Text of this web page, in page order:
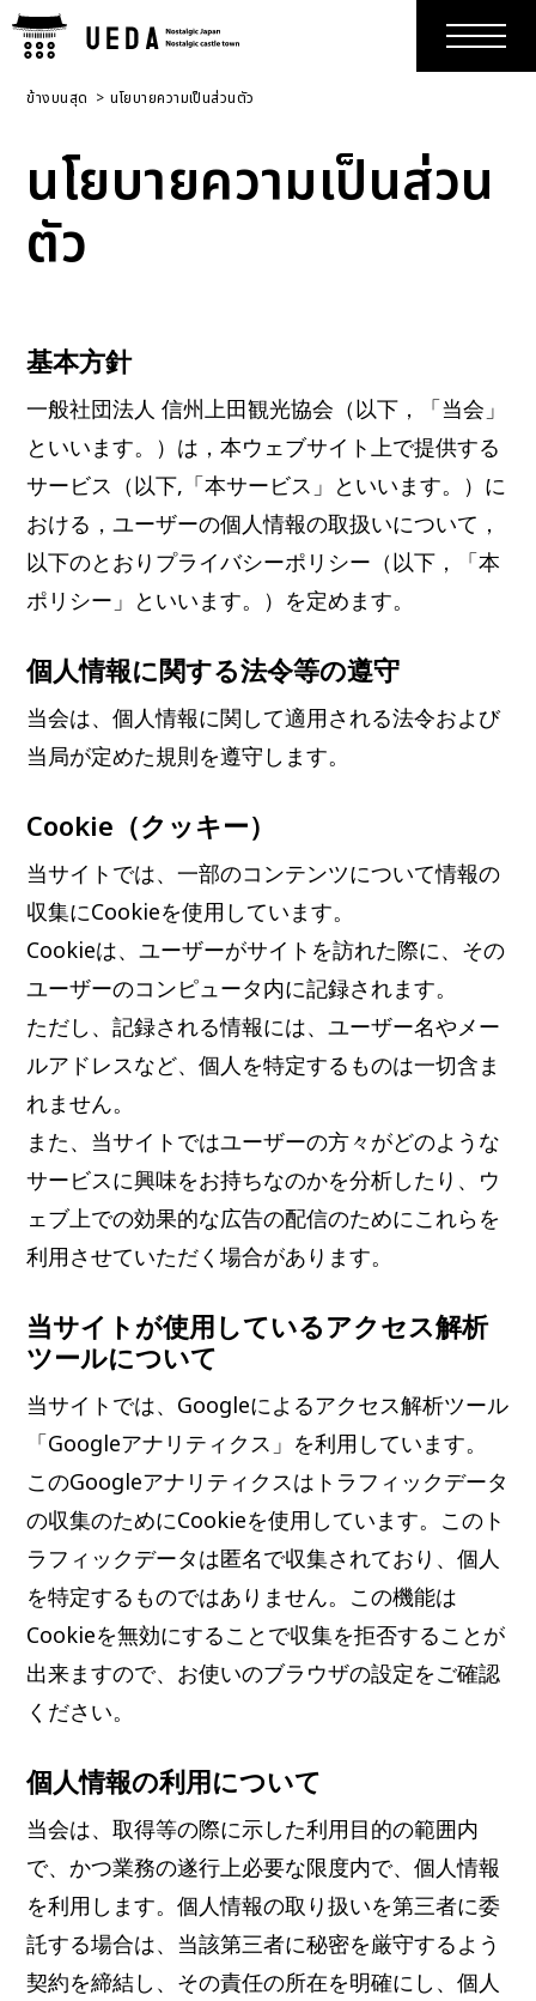
ข้างบนสุด นโยบายความเป็นส่วนตัว
นโยบายความเป็นส่วน
ตัว
基本方針
⼀般社団法⼈ 信州上⽥観光協会（以下，「当会」
といいます。）は，本ウェブサイト上で提供する
サービス（以下,「本サービス」といいます。）に
おける，ユーザーの個人情報の取扱いについて，
以下のとおりプライバシーポリシー（以下，「本
ポリシー」といいます。）を定めます。
個人情報に関する法令等の遵守
当会は、個人情報に関して適用される法令および
当局が定めた規則を遵守します。
Cookie（クッキー）
当サイトでは、一部のコンテンツについて情報の
収集にCookieを使用しています。
Cookieは、ユーザーがサイトを訪れた際に、その
ユーザーのコンピュータ内に記録されます。
ただし、記録される情報には、ユーザー名やメー
ルアドレスなど、個人を特定するものは一切含ま
れません。
また、当サイトではユーザーの方々がどのような
サービスに興味をお持ちなのかを分析したり、ウ
ェブ上での効果的な広告の配信のためにこれらを
利用させていただく場合があります。
当サイトが使用しているアクセス解析
ツールについて
当サイトでは、Googleによるアクセス解析ツール
「Googleアナリティクス」を利用しています。
このGoogleアナリティクスはトラフィックデータ
の収集のためにCookieを使用しています。このト
ラフィックデータは匿名で収集されており、個人
を特定するものではありません。この機能は
Cookieを無効にすることで収集を拒否することが
出来ますので、お使いのブラウザの設定をご確認
ください。
個人情報の利用について
当会は、取得等の際に示した利用目的の範囲内
で、かつ業務の遂行上必要な限度内で、個人情報
を利用します。個人情報の取り扱いを第三者に委
託する場合は、当該第三者に秘密を厳守するよう
契約を締結し、その責任の所在を明確にし、個人